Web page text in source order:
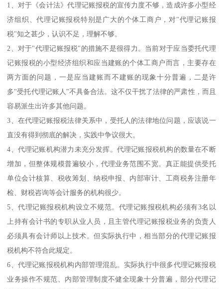
1、对于《会计法》代理记账报税的宣传力度不够，造成许多小型经
济组织、代理记账报税特别是广大的个体工商户，对"代理记账报
税"知之甚少，认识不足，理解不够。
2、对于"代理记账报税"的措施不是很得力。当前对于应当委托代理
记账报税的小型经济组织和应当建账的个体工商户而言，主要存在
两方面的问题，一是应当建账而不建账的现象十分普遍，二是许
多"受托代理记账人"不具备合法。这不仅干扰了法律的严肃性，而且
容易派生出许多其他问题。
3、在代理记账报税法律关系中，受托人的法律地位问题，应该说一
直没有得到彻底的解决，实践中争议很大。
4、代理记账机构潜力未充分发挥。代理记账报税机构的数量在不断
增加，但整体规模普遍较小，代理业务范围不宽。真正能提供受托
单位会计核算、税收筹划、纳税申报、内部审计、工商税务注册年
检、财税咨询等会计服务的机构很少。
5、代理记账报税机构设立不规范。代理记账报税机构必须有3名以
上持有会计书的专职从业人员，且主管代理记账报税业务的负责人
必须具有会计师以上技术。但实际执行中，相当部分的代理记账报
税机构不符合此规定。
6、代理记账报税机构内部管理混乱。实际执行中很多代理记账报税
业务操作不规范、内部管理制度不健全现象十分普遍，部分代理记